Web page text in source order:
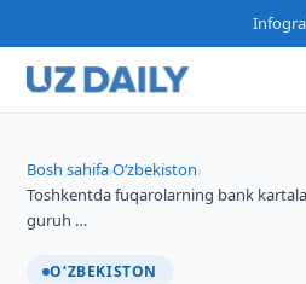
Bosh sahifa›O‘zbekiston›
Toshkentda fuqarolarning bank
guruh …
O‘ZBEKISTON